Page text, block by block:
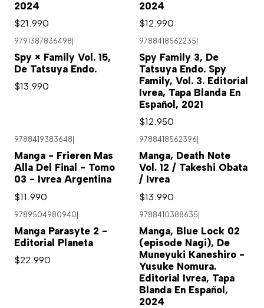
2024
$21.990
2024
$12.990
9791387836498
Spy × Family Vol. 15,
De Tatsuya Endo.
$13.990
9788418562235
Spy Family 3, De
Tatsuya Endo. Spy
Family, Vol. 3. Editorial
Ivrea, Tapa Blanda En
Español, 2021
$12.950
9788419383648
Manga - Frieren Mas
Alla Del Final - Tomo
03 - Ivrea Argentina
$11.990
9788418562396
Manga, Death Note
Vol. 12 / Takeshi Obata
/ Ivrea
$13.990
9789504980940|
Manga Parasyte 2 -
Editorial Planeta
$22.990
9788410388635|
Manga, Blue Lock 02
(episode Nagi), De
Muneyuki Kaneshiro -
Yusuke Nomura.
Editorial Ivrea, Tapa
Blanda En Español,
2024